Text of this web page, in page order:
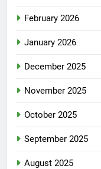
February 2026
January 2026
December 2025
November 2025
October 2025
September 2025
August 2025